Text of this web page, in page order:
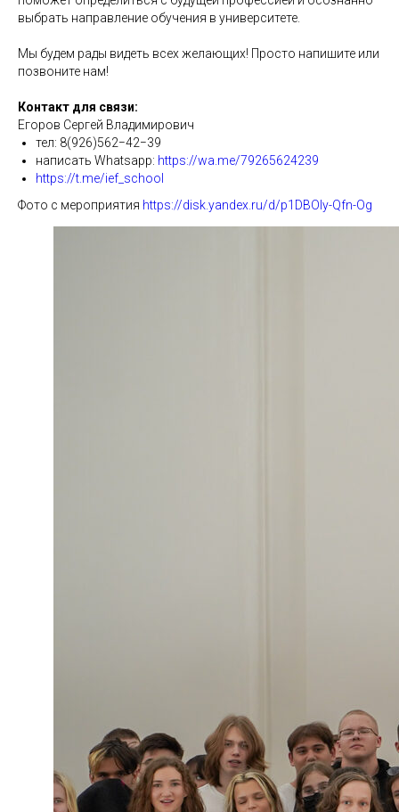
выбрать направление обучения в университете.
Мы будем рады видеть всех желающих! Просто напишите или
позвоните нам!
Контакт для связи:
Егоров Сергей Владимирович
тел: 8(926)562−42−39
написать Whatsapp: https://wa.me/79265624239
https://t.me/ief_school
Фото с мероприятия https://disk.yandex.ru/d/p1DBOIy-Qfn-Og